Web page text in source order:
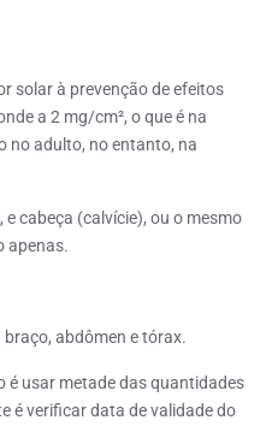
solar à prevenção de efeitos
a 2 mg/cm², o que é na
no adulto, no entanto, na
cabeça (calvície), ou o mesmo
apenas.
abdômen e tórax.
é usar metade das quantidades
é verificar data de validade do